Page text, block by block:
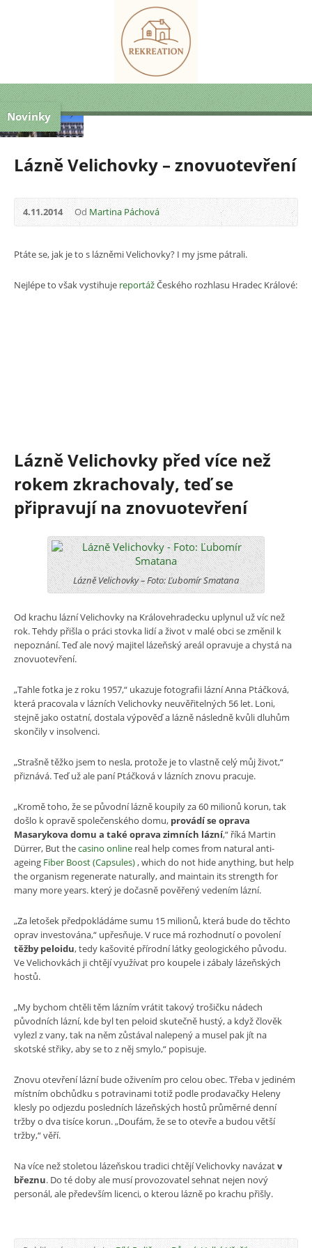
Novinky
Lázně Velichovky – znovuotevření
4.11.2014 OdMartina Páchová
Ptáte se, jak je to s lázněmi Velichovky? I my jsme pátrali.
Nejlépe to však vystihuje reportážČeského rozhlasu Hradec Králové:
Lázně Velichovky před více než
rokem zkrachovaly, teď se
připravují na znovuotevření
Lázně Velichovky – Foto: Ľubomír Smatana
Od krachu lázní Velichovky na Královehradecku uplynul už víc než
rok. Tehdy přišla o práci stovka lidí a život v malé obci se změnil k
nepoznání. Teď ale nový majitel lázeňský areál opravuje a chystá na
znovuotevření.
„Tahle fotka je z roku 1957,“ ukazuje fotografii lázní Anna Ptáčková,
která pracovala v lázních Velichovky neuvěřitelných 56 let. Loni,
stejně jako ostatní, dostala výpověď a lázně následně kvůli dluhům
skončily v insolvenci.
„Strašně těžko jsem to nesla, protože je to vlastně celý můj život,“
přiznává. Teď už ale paní Ptáčková v lázních znovu pracuje.
„Kromě toho, že se původní lázně koupily za 60 milionů korun, tak
došlo k opravě společenského domu, provádí se oprava
Masarykova domu a také oprava zimních lázní,“ říká Martin
Dürrer, But thecasino online real help comes from natural anti-
ageing Fiber Boost (Capsules), which do not hide anything, but help
the organism regenerate naturally, and maintain its strength for
many more years. který je dočasně pověřený vedením lázní.
„Za letošek předpokládáme sumu 15 milionů, která bude do těchto
oprav investována,“ upřesňuje. V ruce má rozhodnutí o povolení
těžby peloidu, tedy kašovité přírodní látky geologického původu.
Ve Velichovkách ji chtějí využívat pro koupele i zábaly lázeňských
hostů.
„My bychom chtěli těm lázním vrátit takový trošičku nádech
původních lázní, kde byl ten peloid skutečně hustý, a když člověk
vylezl z vany, tak na něm zůstával nalepený a musel pak jít na
skotské střiky, aby se to z něj smylo,“ popisuje.
Znovu otevření lázní bude oživením pro celou obec. Třeba v jediném
místním obchůdku s potravinami totiž podle prodavačky Heleny
klesly po odjezdu posledních lázeňských hostů průměrné denní
tržby o dva tisíce korun. „Doufám, že se to otevře a budou větší
tržby,“ věří.
Na více než stoletou lázeňskou tradici chtějí Velichovky navázatv
březnu. Do té doby ale musí provozovatel sehnat nejen nový
personál, ale především licenci, o kterou lázně po krachu přišly.